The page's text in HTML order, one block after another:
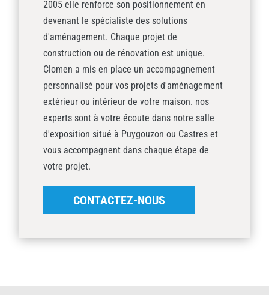
2005 elle renforce son positionnement en
devenant le spécialiste des solutions
d'aménagement. Chaque projet de
construction ou de rénovation est unique.
Clomen a mis en place un accompagnement
personnalisé pour vos projets d'aménagement
extérieur ou intérieur de votre maison. nos
experts sont à votre écoute dans notre salle
d'exposition situé à Puygouzon ou Castres et
vous accompagnent dans chaque étape de
votre projet.
CONTACTEZ-NOUS